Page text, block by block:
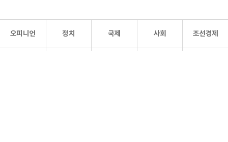
오피니언 정치 국제 사회 조선경제